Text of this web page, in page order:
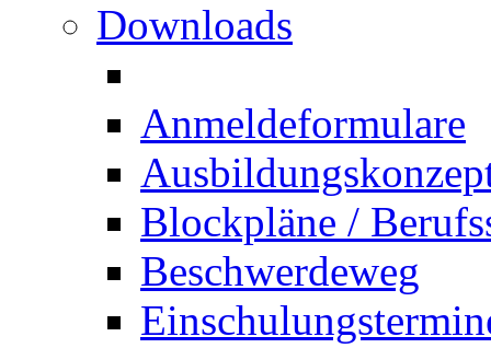
Downloads
Anmeldeformulare
Blockpläne /
Beschwerdeweg